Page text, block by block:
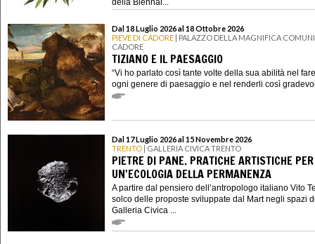
Dal 18 Luglio 2026 al 18 Ottobre 2026
PIEVE DI CADORE | PALAZZO DELLA MAGNIFICA
CADORE
TIZIANO E IL PAESAGGIO
“Vi ho parlato così tante volte della sua abilità nel
ogni genere di paesaggio e nel renderli così
Dal 17 Luglio 2026 al 15 Novembre 2026
TRENTO | GALLERIA CIVICA TRENTO
PIETRE DI PANE. PRATICHE ARTISTICHE PER
UN'ECOLOGIA DELLA PERMANENZA
A partire dal pensiero dell’antropologo italiano Vito
solco delle proposte sviluppate dal Mart negli spazi
Galleria Civica ...